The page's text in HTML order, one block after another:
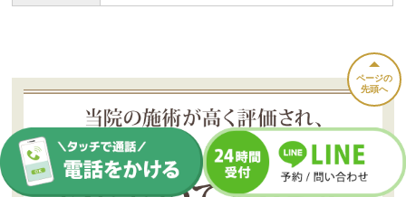
ページの
先頭へ